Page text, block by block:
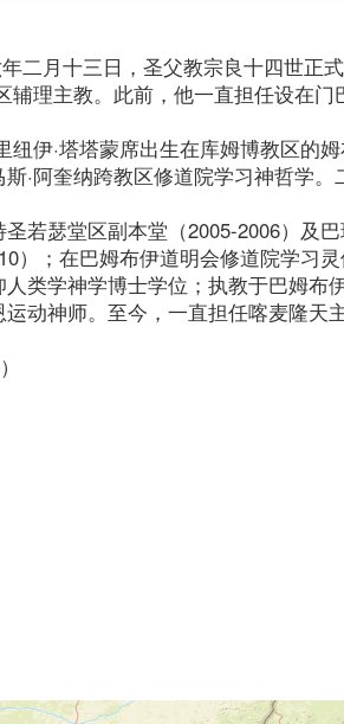
二月十三日，圣父教宗良十四世正式
辅理主教。此前，他一直担任设在门
纽伊·塔塔蒙席出生在库姆博教区的
·阿奎纳跨教区修道院学习神哲学。
若瑟堂区副本堂（2005-2006）及
）；在巴姆布伊道明会修道院学习
类学神学博士学位；执教于巴姆布
动神师。至今，一直担任喀麦隆天